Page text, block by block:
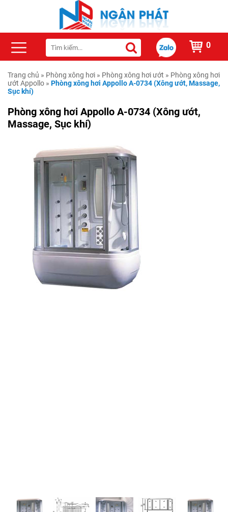
0
Trang chủ » Phòng xông hơi » Phòng xông hơi ướt » Phòng xông hơi
ướt Appollo » Phòng xông hơi Appollo A-0734 (Xông ướt, Massage,
Sục khí)
Phòng xông hơi Appollo A-0734 (Xông ướt,
Massage, Sục khí)